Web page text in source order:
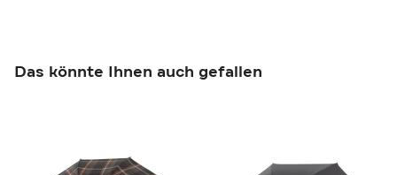
Das könnte Ihnen auch gefallen